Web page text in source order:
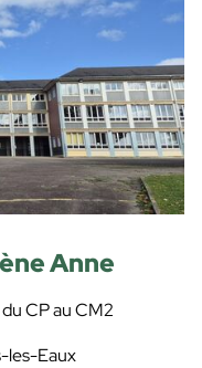
Anne
CP au CM2
les-Eaux